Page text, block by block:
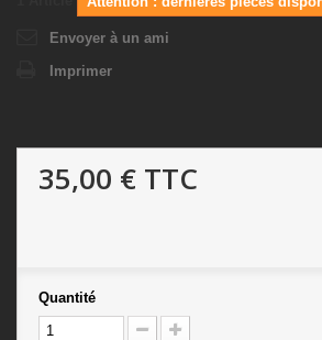
Envoyer à un ami
Imprimer
35,00 € TTC
Quantité